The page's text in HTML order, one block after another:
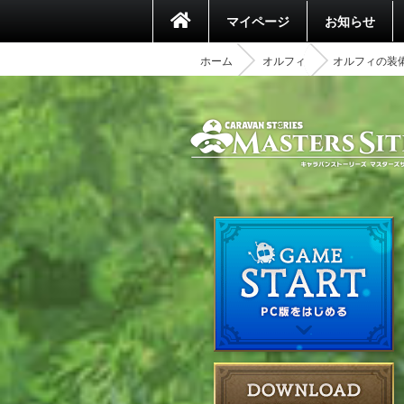
マイページ お知らせ
ホーム オルフィ オルフィの装